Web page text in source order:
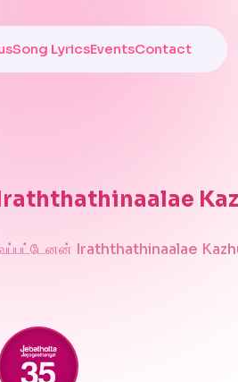
Song LyricsEventsContact
Iraththathinaalae